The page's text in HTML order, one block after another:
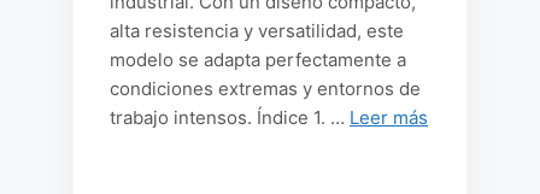
alta resistencia y versatilidad, este
modelo se adapta perfectamente a
condiciones extremas y entornos de
trabajo intensos. Índice 1. … Leer más